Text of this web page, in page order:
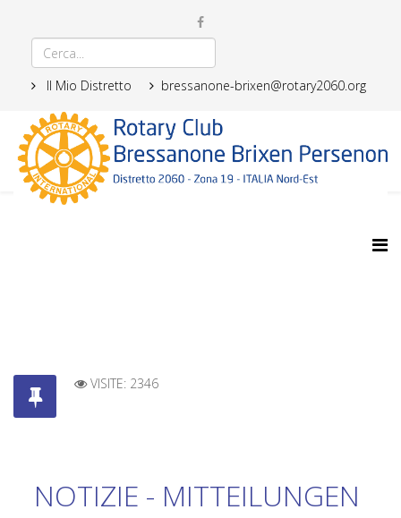
Il Mio Distretto bressanone-brixen@rotary2060.org
VISITE: 2346
NOTIZIE - MITTEILUNGEN